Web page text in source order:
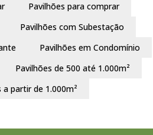
Pavilhões para comprar
Pavilhões com Subestação
Pavilhões em Condomínio
Pavilhões de 500 até 1.000m²
a partir de 1.000m²